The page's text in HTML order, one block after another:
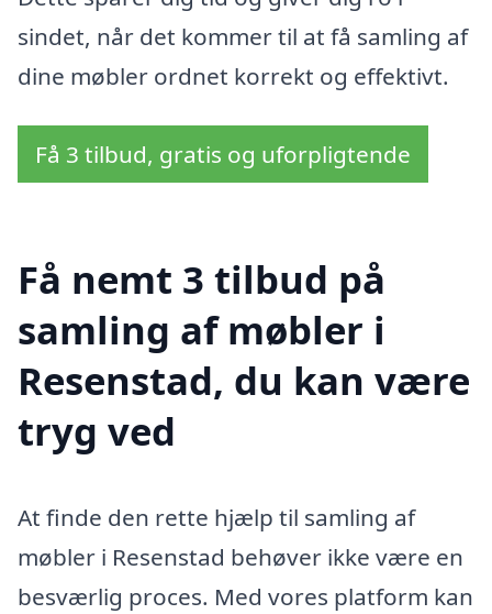
sindet, når det kommer til at få samling af
dine møbler ordnet korrekt og effektivt.
Få 3 tilbud, gratis og uforpligtende
Få nemt 3 tilbud på
samling af møbler i
Resenstad, du kan være
tryg ved
At finde den rette hjælp til samling af
møbler i Resenstad behøver ikke være en
besværlig proces. Med vores platform kan